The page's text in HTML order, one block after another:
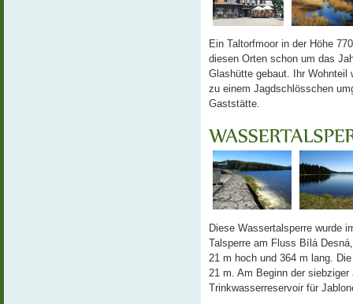
Ein Taltorfmoor in der Höhe
diesen Orten schon um das
Glashütte gebaut. Ihr Wohnteil
zu einem Jagdschlösschen
Gaststätte.
Diese Wassertalsperre wurde
Talsperre am Fluss Bílá
21 m hoch und 364 m lang.
21 m. Am Beginn der
Trinkwasserreservoir für